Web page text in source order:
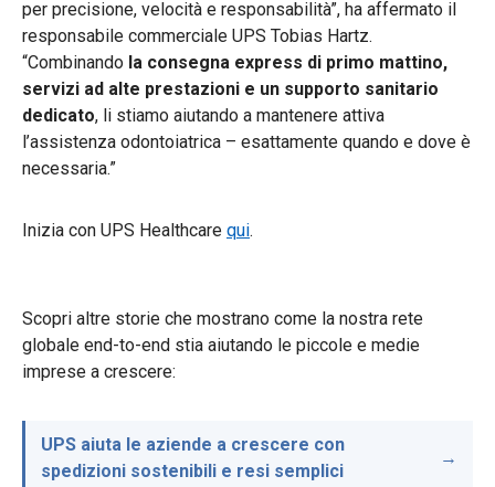
per precisione, velocità e responsabilità”, ha affermato il
responsabile commerciale UPS Tobias Hartz.
“Combinando la consegna express di primo mattino,
servizi ad alte prestazioni e un supporto sanitario
dedicato, li stiamo aiutando a mantenere attiva
l’assistenza odontoiatrica – esattamente quando e dove è
necessaria.”
Inizia con UPS Healthcare qui.
Scopri altre storie che mostrano come la nostra rete
globale end-to-end stia aiutando le piccole e medie
imprese a crescere:
UPS aiuta le aziende a crescere con
spedizioni sostenibili e resi semplici